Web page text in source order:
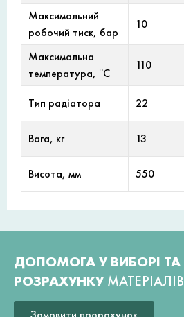
Максимальний
робочий тиск, бар
10
Максимальна
температура, °С
110
Тип радіатора 22
Вага, кг 13
Висота, мм 550
ДОПОМОГА У ВИБОРІ ТА
РОЗРАХУНКУ МАТЕРІАЛІВ